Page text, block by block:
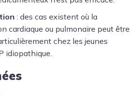
: des cas existent où la
cardiaque ou pulmonaire peut être
chez les jeunes
idiopathique.